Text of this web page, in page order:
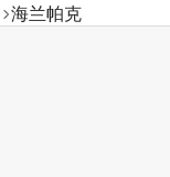
海兰帕克